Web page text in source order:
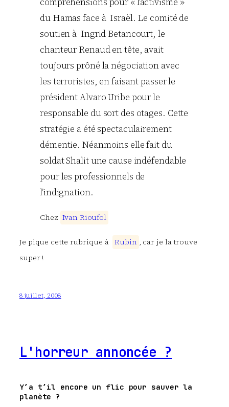
du Hamas face à Israël. Le comité de
soutien à Ingrid Betancourt, le
chanteur Renaud en tête, avait
toujours prôné la négociation avec
les terroristes, en faisant passer le
président Alvaro Uribe pour le
responsable du sort des otages. Cette
stratégie a été spectaculairement
démentie. Néanmoins elle fait du
soldat Shalit une cause indéfendable
pour les professionnels de
l’indignation.
Chez Ivan Rioufol
Je pique cette rubrique à Rubin , car je la trouve
super !
8 juillet, 2008
L'horreur annoncée ?
Y’a t’il encore un flic pour sauver la
planète ?